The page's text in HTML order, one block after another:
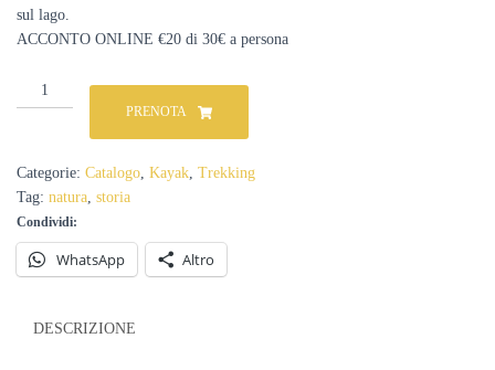
sul lago.
ACCONTO ONLINE €20 di 30€ a persona
Kayak
&
tramonto
sul
Lago
di
Varano
-
quantità
PRENOTA
Categorie: Catalogo, Kayak, Trekking
Tag: natura, storia
Condividi:
WhatsApp Altro
DESCRIZIONE